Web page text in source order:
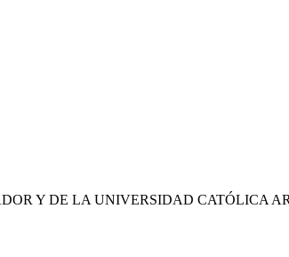
Y DE LA UNIVERSIDAD CATÓLICA